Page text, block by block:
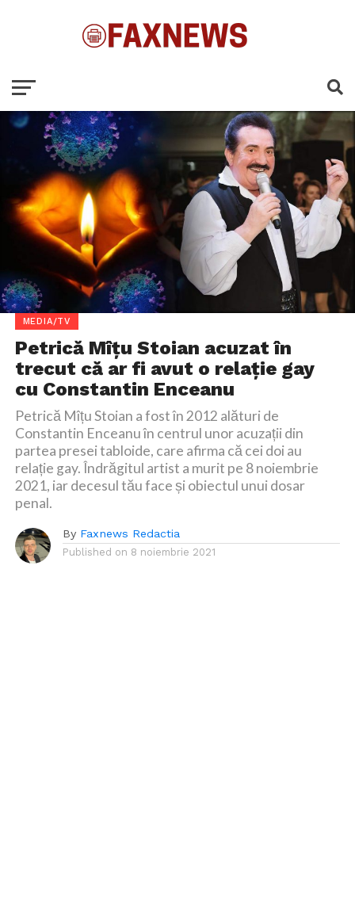
MEDIA/TV
Petrică Mîțu Stoian acuzat în
trecut că ar fi avut o relație gay
cu Constantin Enceanu
Petrică Mîțu Stoian a fost în 2012 alături de
Constantin Enceanu în centrul unor acuzații din
partea presei tabloide, care afirma că cei doi au
relație gay. Îndrăgitul artist a murit pe 8 noiembrie
2021, iar decesul tău face și obiectul unui dosar
penal.
By Faxnews Redactia
Published on 8 noiembrie 2021